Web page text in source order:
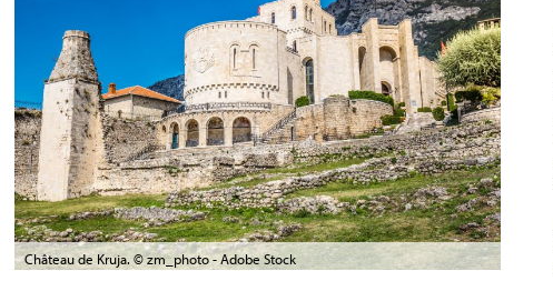
Château de Kruja. © zm_photo - Adobe Stock